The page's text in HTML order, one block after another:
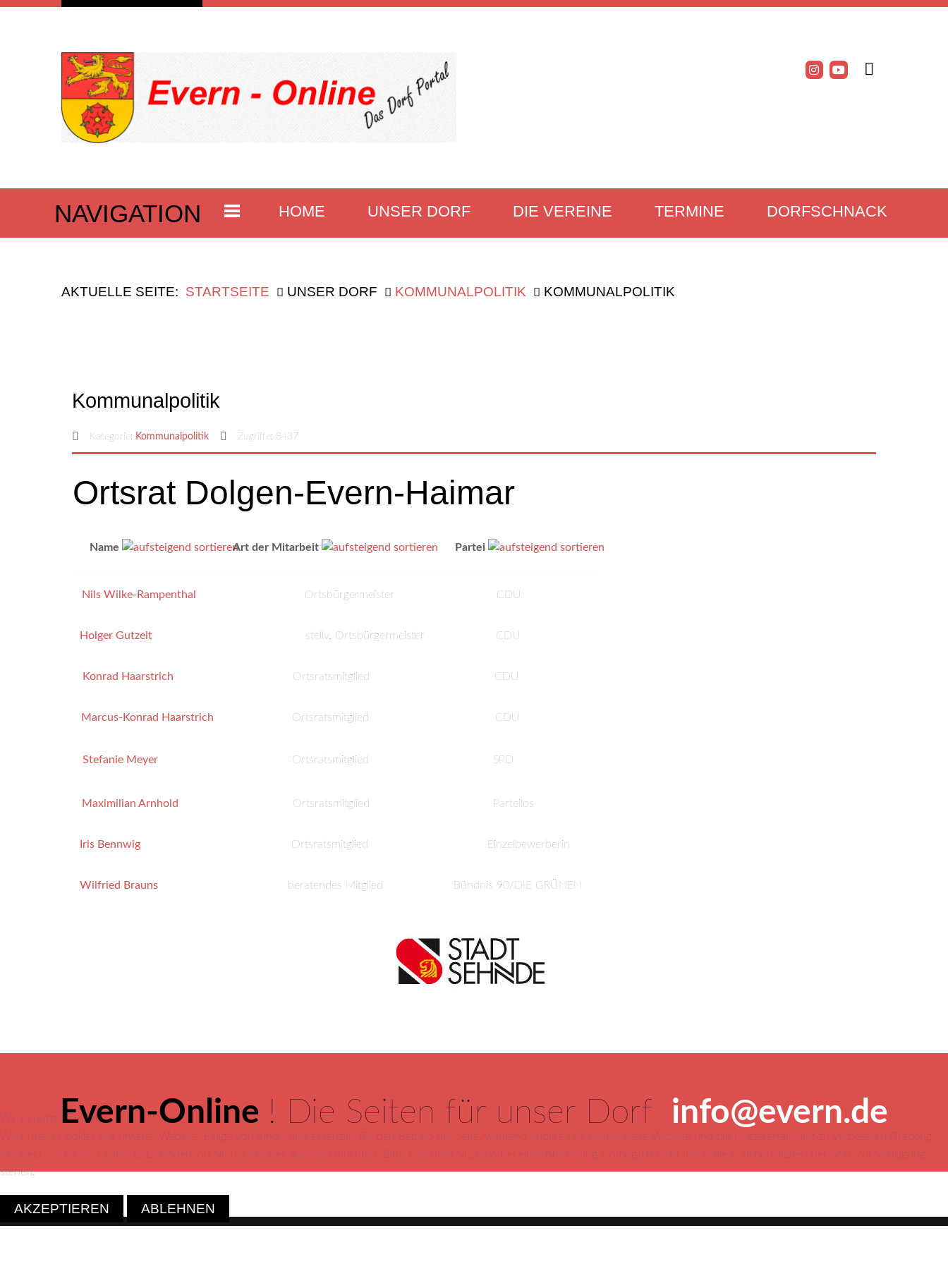
NAVIGATION HOME UNSER DORF DIE VEREINE TERMINE DORFSCHNACK
AKTUELLE SEITE: STARTSEITE UNSER DORF KOMMUNALPOLITIK KOMMUNALPOLITIK
Kommunalpolitik
Kategorie: Kommunalpolitik Zugriffe: 8437
Ortsrat Dolgen-Evern-Haimar
Name Art der Mitarbeit Partei
Nils Wilke-Rampenthal Ortsbürgermeister CDU
Holger Gutzeit stellv. Ortsbürgermeister CDU
Konrad Haarstrich Ortsratsmitglied CDU
Marcus-Konrad Haarstrich Ortsratsmitglied CDU
Stefanie Meyer Ortsratsmitglied SPD
Maximilian Arnhold Ortsratsmitglied Parteilos
Iris Bennwig Ortsratsmitglied Einzelbewerberin
Wilfried Brauns beratendes Mitglied Bündnis 90/DIE GRÜNEN
Evern-Online ! Die Seiten für unser Dorf info@evern.de
Wir benutzen Cookies
Wir nutzen Cookies auf unserer Website. Einige von ihnen sind essenziell für den Betrieb der Seite, während andere uns helfen, diese Website und die Nutzererfahrung zu verbessern (Tracking
Cookies). Sie können selbst entscheiden, ob Sie die Cookies zulassen möchten. Bitte beachten Sie, dass bei einer Ablehnung womöglich nicht mehr alle Funktionalitäten der Seite zur Verfügung
stehen.
AKZEPTIEREN ABLEHNEN